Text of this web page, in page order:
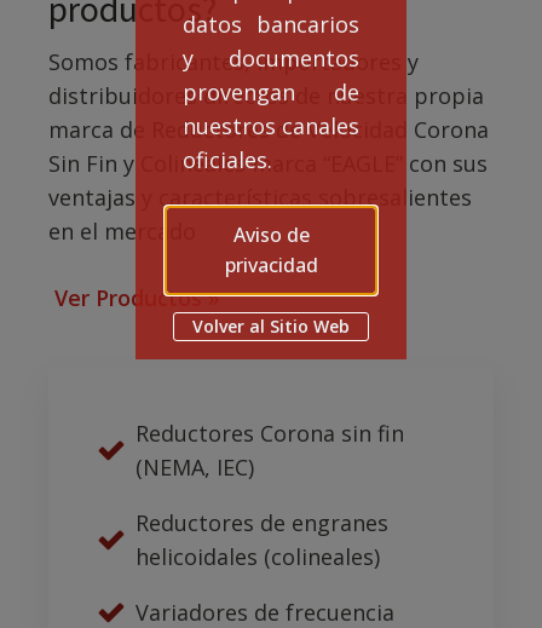
datos bancarios
y documentos
provengan de
nuestros canales
oficiales.
Aviso de
privacidad
Volver al Sitio Web
Somos fabricantes, importadores y
distribuidores directos de nuestra propia
marca de Reductores de Velocidad Corona
Sin Fin y Colineales marca “EAGLE” con sus
ventajas y características sobresalientes
en el mercado
Ver Productos »
Reductores Corona sin fin
(NEMA, IEC)
Reductores de engranes
helicoidales (colineales)
Variadores de frecuencia